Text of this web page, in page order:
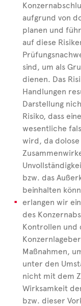
aufgrund von
planen und
auf diese
sind, um als
dienen. Das
Handlungen
Darstellung
Risiko, dass
wesentliche
wird, da dolose
bzw. das
beinhalten
erlangen wir
des
Kontrollen und
Maßnahmen,
unter den
nicht mit dem
Wirksamkeit
bzw. dieser